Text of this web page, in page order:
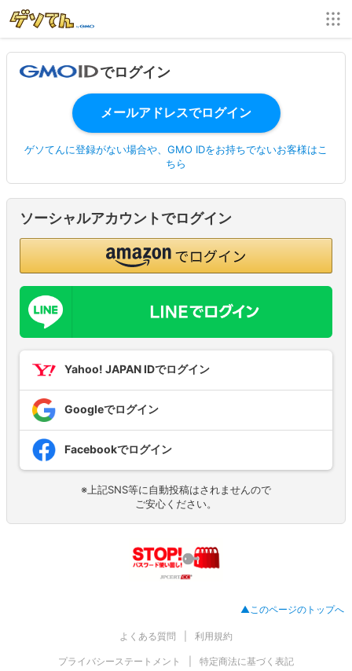
でログイン
ゲソてんに登録がない場合や、GMO IDをお持ちでないお客様はこ
ちら
ソーシャルアカウントでログイン
Yahoo! JAPAN IDでログイン
Googleでログイン
Facebookでログイン
※上記SNS等に自動投稿はされませんので
ご安心ください。
▲このページのトップへ
よくある質問 利用規約
プライバシーステートメント 特定商法に基づく表記